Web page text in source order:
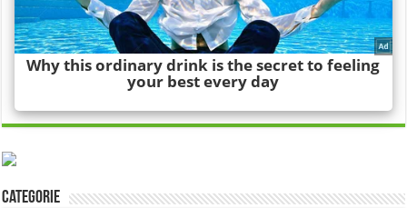
Categorie